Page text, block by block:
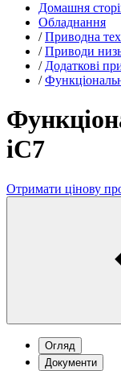
Домашня
Обладнання
/ Приводна
/ Приводи
/ Додаткові
/
iC7
Отримати цінову
Огляд
Документи